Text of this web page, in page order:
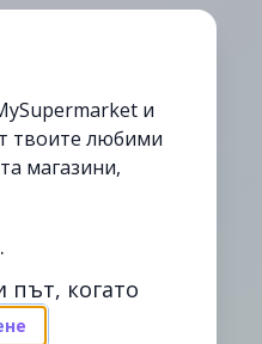
и
твоите любими
магазини,
път, когато